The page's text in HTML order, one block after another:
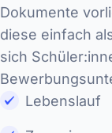
Dokumente
diese einfach
sich
Lebenslauf